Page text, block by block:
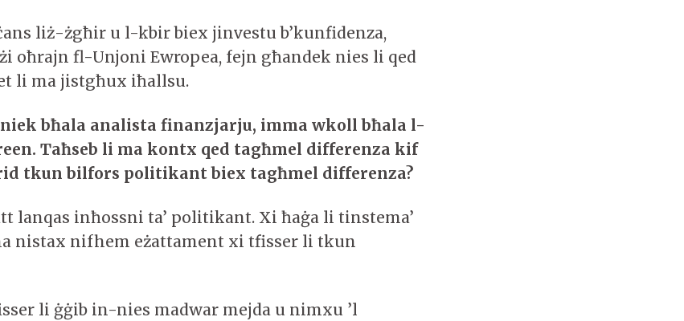
liż-żgħir u l-kbir biex jinvestu b’kunfidenza,
oħrajn fl-Unjoni Ewropea, fejn għandek nies li qed
li ma jistgħux iħallsu.
ek bħala analista finanzjarju, immawkoll bħala l-
Taħseb li ma kontx qed tagħmel differenza kif
tkun bilfors politikant biex tagħmel differenza?
lanqas inħossni ta’ politikant. Xi ħaġa li tinstema’
nistax nifhem eżattament xi tfisser li tkun
li ġġib in-nies madwar mejda u nimxu ’l